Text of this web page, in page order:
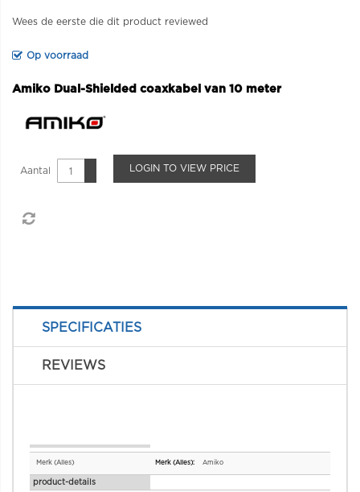
Wees de eerste die dit product reviewed
Op voorraad
Amiko Dual-Shielded coaxkabel van 10 meter
Aantal LOGIN TO VIEW PRICE
SPECIFICATIES
REVIEWS
Specificaties
Merk (Alles) Amiko
product-details